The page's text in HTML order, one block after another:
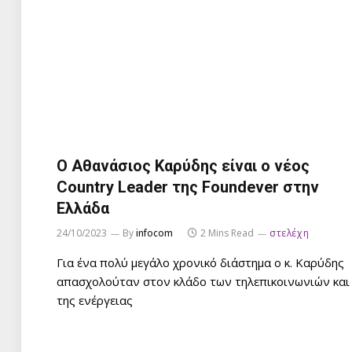
Ο Αθανάσιος Καρύδης είναι ο νέος
Country Leader της Foundever στην
Ελλάδα
24/10/2023 Byinfocom 2 Mins Read στελέχη
Για ένα πολύ μεγάλο χρονικό διάστημα ο κ. Καρύδης
απασχολούταν στον κλάδο των τηλεπικοινωνιών και
της ενέργειας